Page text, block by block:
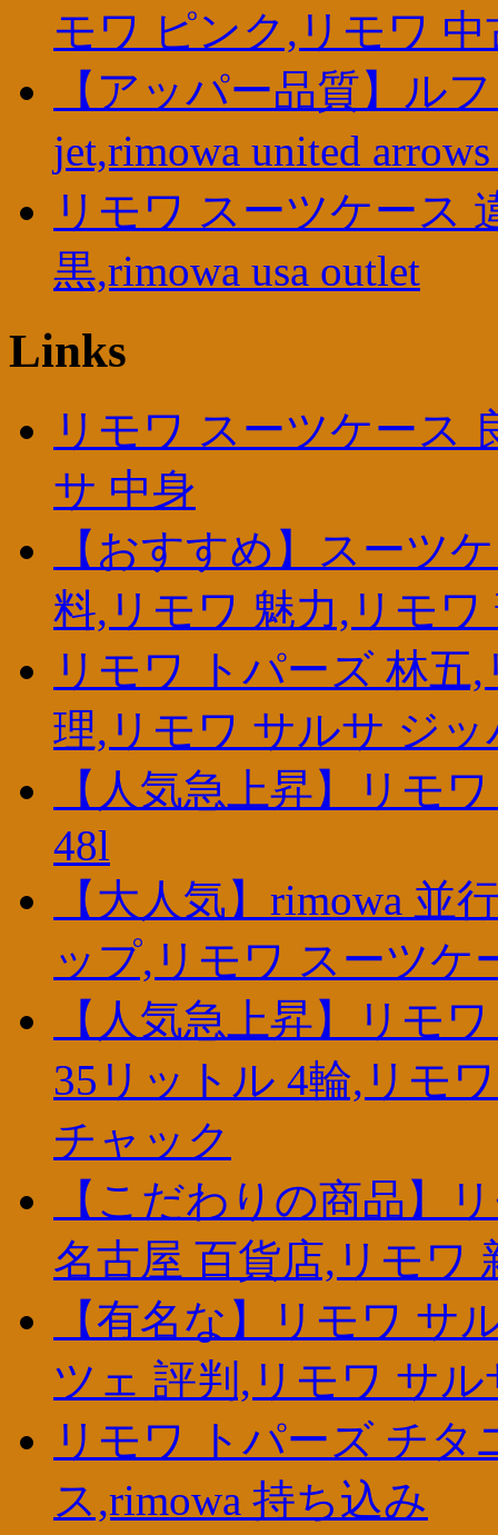
モワ ピンク,リモワ 中
【アッパー品質】ル
jet,rimowa united
リモワ スーツケース
黒,rimowa usa outlet
Links
リモワ スーツケース
サ 中身
【おすすめ】スーツ
料,リモワ 魅力,リモワ
リモワ トパーズ 林五
理,リモワ サルサ ジッ
【人気急上昇】リモ
48l
【大人気】rimowa 並
ップ,リモワ スーツケ
【人気急上昇】リモ
35リットル 4輪,リモ
チャック
【こだわりの商品】
名古屋 百貨店,リモワ
【有名な】リモワ サ
ツェ 評判,リモワ サ
リモワ トパーズ チ
ス,rimowa 持ち込み